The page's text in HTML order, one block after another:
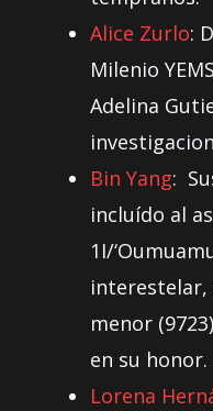
Alice Zurlo:
Milenio
Adelina
Bin Yang:
incluído al
1I/
interestelar,
menor
en su honor.
Lorena